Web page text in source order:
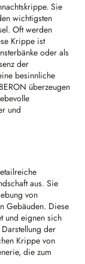
Sie
wichtigsten
Oft werden
Krippe ist
oder als
der
besinnliche
überzeugen
und
aus. Sie
von
Gebäuden. Diese
und eignen sich
der
Krippe von
die zum